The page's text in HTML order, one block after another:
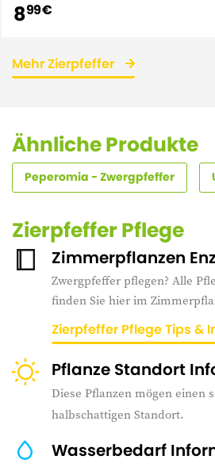
899 €
Mehr Zierpfeffer
Ähnliche Produkte
Peperomia - Zwergpfeffer
Zierpfeffer Pflege
Zimmerpflanzen
Zwergpfeffer pflegen? Alle
finden Sie hier im
Zierpfeffer Pflege Tips &
Pflanze Standort
Diese Pflanzen mögen einen
halbschattigen Standort.
Wasserbedarf